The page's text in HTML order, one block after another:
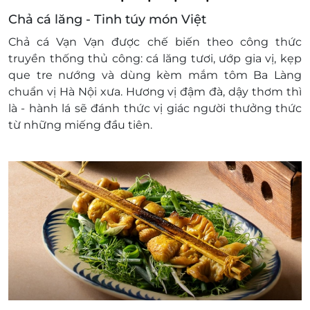
Chả cá lăng - Tinh túy món Việt
Chả cá Vạn Vạn được chế biến theo công thức
truyền thống thủ công: cá lăng tươi, ướp gia vị, kẹp
que tre nướng và dùng kèm mắm tôm Ba Làng
chuẩn vị Hà Nội xưa. Hương vị đậm đà, dậy thơm thì
là - hành lá sẽ đánh thức vị giác người thưởng thức
từ những miếng đầu tiên.